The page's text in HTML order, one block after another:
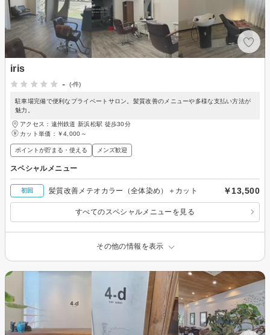
iris
-
(-件)
駐車場完備で便利なプライベートサロン。髪質改善のメニューや多様な支払い方法が
魅力。
アクセス：遠州鉄道 新浜松駅 徒歩30分
カット単価： ￥4,000～
ポイントが貯まる・使える メンズ歓迎
スペシャルメニュー
初回 髪質改善メテオカラー（全体染め）＋カット ￥13,500
すべてのスペシャルメニューを見る
その他の情報を表示